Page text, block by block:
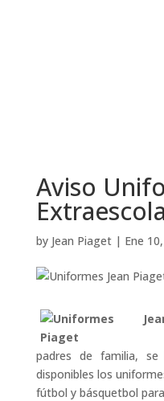
Aviso
by Jean Piaget| Ene
padres de familia,
disponibles los
fútbol y básquetbol